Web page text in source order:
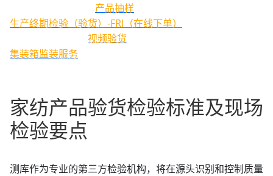
产品抽样
生产终期检验（验货）-FRI（在线下单）
视频验货
​​​​​​​集装箱监装服务
家纺产品验货检验标准及现场
检验要点
测库作为专业的第三方检验机构，将在源头识别和控制质量